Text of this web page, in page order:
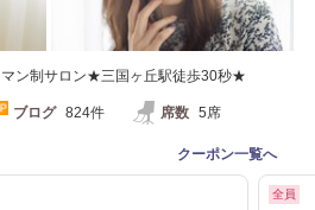
ン制サロン★三国ヶ丘駅徒歩30秒★
ブログ 824件 席数 5席
クーポン一覧へ
全員